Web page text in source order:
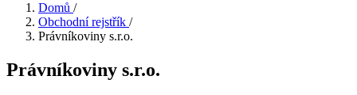
Domů /
Obchodní rejstřík /
Právníkoviny s.r.o.
Právníkoviny s.r.o.